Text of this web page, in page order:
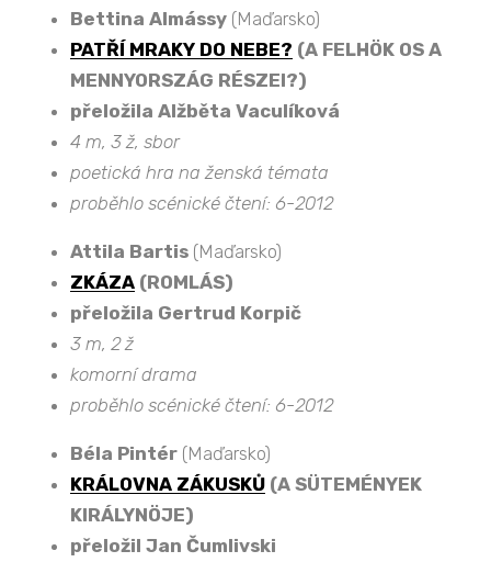
Bettina Almássy (Maďarsko)
PATŘÍ MRAKY DO NEBE? (A FELHÖK OS A
MENNYORSZÁG RÉSZEI?)
přeložila Alžběta Vaculíková
4 m, 3 ž, sbor
poetická hra na ženská témata
proběhlo scénické čtení: 6-2012
Attila Bartis (Maďarsko)
ZKÁZA (ROMLÁS)
přeložila Gertrud Korpič
3 m, 2 ž
komorní drama
proběhlo scénické čtení: 6-2012
Béla Pintér (Maďarsko)
KRÁLOVNA ZÁKUSKŮ (A SÜTEMÉNYEK
KIRÁLYNÖJE)
přeložil Jan Čumlivski